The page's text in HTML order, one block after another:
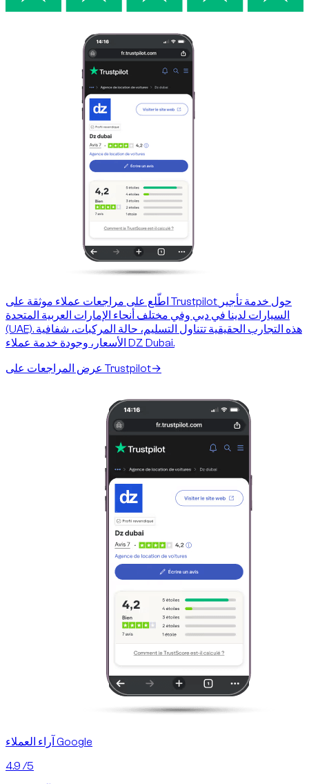
اطّلع على مراجعات عملاء موثقة على Trustpilot حول خدمة تأجير
السيارات لدينا في دبي وفي مختلف أنحاء الإمارات العربية المتحدة
(UAE). هذه التجارب الحقيقية تتناول التسليم، حالة المركبات، شفافية
الأسعار، وجودة خدمة عملاء DZ Dubai.
عرض المراجعات على Trustpilot→
آراء العملاء Google
4.9 /5